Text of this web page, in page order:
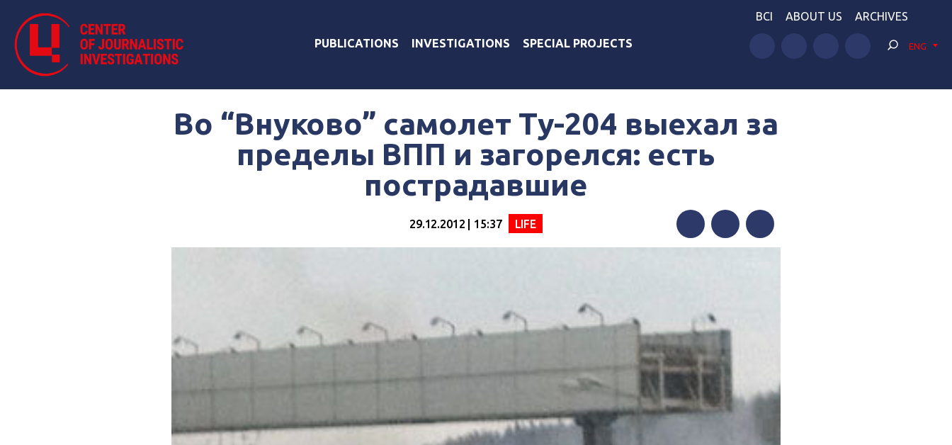
PUBLICATIONS INVESTIGATIONS SPECIAL PROJECTS
BCI ABOUT US ARCHIVES
ENG
Во “Внуково” самолет Ту-204 выехал за
пределы ВПП и загорелся: есть
пострадавшие
29.12.2012 | 15:37 LIFE